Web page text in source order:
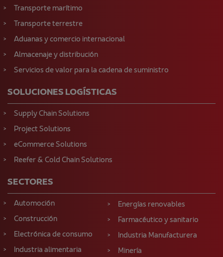
Transporte marítimo
Transporte terrestre
Aduanas y comercio internacional
Almacenaje y distribución
Servicios de valor para la cadena de suministro
SOLUCIONES LOGÍSTICAS
Supply Chain Solutions
Project Solutions
eCommerce Solutions
Reefer & Cold Chain Solutions
SECTORES
Automoción
Construcción
Electrónica de consumo
Industria alimentaria
Energías renovables
Farmacéutico y sanitario
Industria Manufacturera
Minería